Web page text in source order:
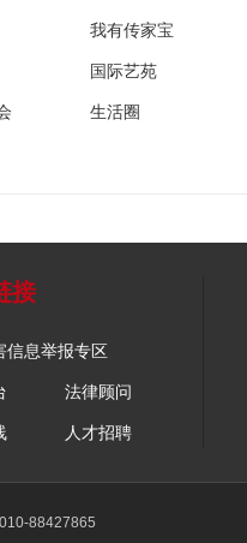
我有传家宝
国际艺苑
生活圈
接
信息举报专区
法律顾问
人才招聘
88427865